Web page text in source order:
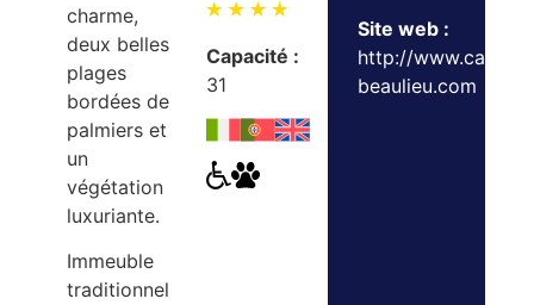
charme,
deux belles
plages
bordées de
palmiers et
un
végétation
luxuriante.
Immeuble
traditionnel
Capacité :
31
Site web :
http://www.carlton-
beaulieu.com